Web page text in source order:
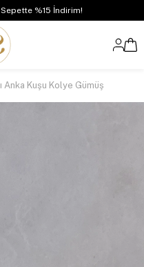
%15 İndirim!
Anka Kuşu Kolye Gümüş